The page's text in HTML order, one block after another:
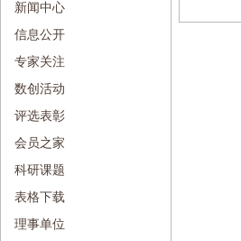
新闻中心
信息公开
专家关注
数创活动
评选表彰
会员之家
科研课题
表格下载
理事单位